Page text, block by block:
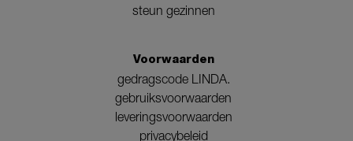
steun gezinnen
Voorwaarden
gedragscode LINDA.
gebruiksvoorwaarden
leveringsvoorwaarden
privacybeleid